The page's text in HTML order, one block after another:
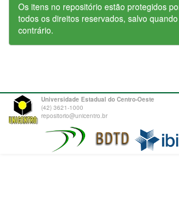
Os itens no repositório estão protegidos
todos os direitos reservados, salvo
contrário.
Universidade Estadual do Centro-Oeste
(42) 3621-1000
repositorio@unicentro.br